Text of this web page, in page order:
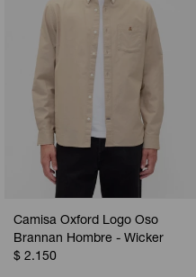
Camisa Oxford Logo Oso
Brannan Hombre - Wicker
$ 2.150